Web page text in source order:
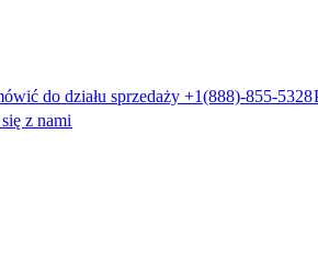
do działu sprzedaży +1(888)-855-5328​​
z nami​​